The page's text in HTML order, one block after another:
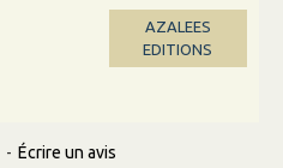
AZALEES
EDITIONS
- Écrire un avis